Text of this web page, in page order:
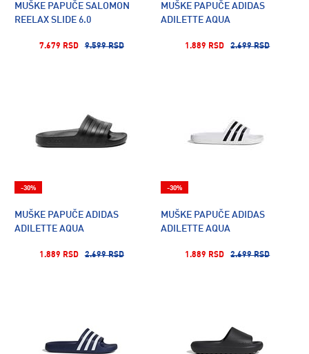
MUŠKE PAPUČE SALOMON
REELAX SLIDE 6.0
7.679 RSD 9.599 RSD
MUŠKE PAPUČE ADIDAS
ADILETTE AQUA
1.889 RSD 2.699 RSD
MUŠKE PAPUČE ADIDAS
ADILETTE AQUA
1.889 RSD 2.699 RSD
-30%
MUŠKE PAPUČE ADIDAS
ADILETTE AQUA
1.889 RSD 2.699 RSD
-30%